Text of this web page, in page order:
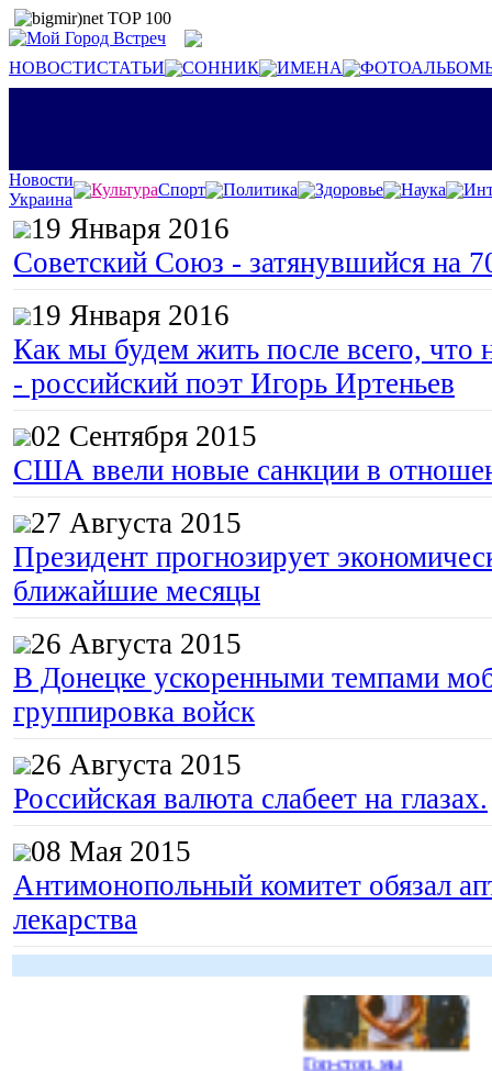
НОВОСТИСТАТЬИ СОННИК ИМЕНА
Новости
Украина
КультураСпорт Политика Здоровье Наука
19 Января 2016
Советский Союз - затянувшийся на
19 Января 2016
Как мы будем жить после всего, что
- российский поэт Игорь Иртеньев
02 Сентября 2015
США ввели новые санкции в
27 Августа 2015
Президент прогнозирует
ближайшие месяцы
26 Августа 2015
В Донецке ускоренными темпами
группировка войск
26 Августа 2015
Российская валюта слабеет на глазах.
08 Мая 2015
Антимонопольный комитет обязал
лекарства
Гоп-стоп, мы
подошли...